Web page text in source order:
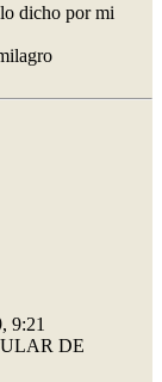
dicho por mi
9:21
DE